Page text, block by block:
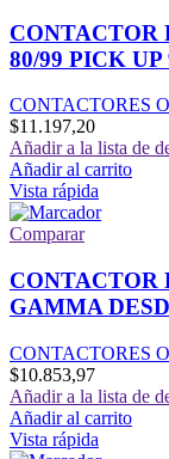
CONTACTOR
80/99 PICK UP
CONTACTORES
$11.197,20
Añadir a la lista de
Añadir al carrito
Vista rápida
Comparar
CONTACTOR
GAMMA
CONTACTORES
$10.853,97
Añadir a la lista de
Añadir al carrito
Vista rápida